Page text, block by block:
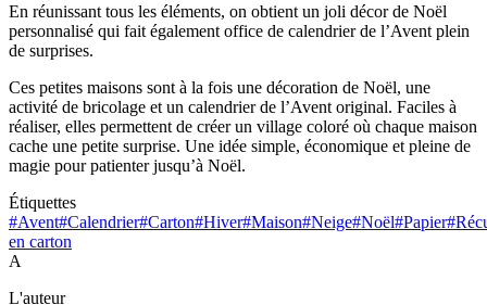
En réunissant tous les éléments, on obtient un joli décor de Noël
personnalisé qui fait également office de calendrier de l’Avent plein
de surprises.
Ces petites maisons sont à la fois une décoration de Noël, une
activité de bricolage et un calendrier de l’Avent original. Faciles à
réaliser, elles permettent de créer un village coloré où chaque maison
cache une petite surprise. Une idée simple, économique et pleine de
magie pour patienter jusqu’à Noël.
Étiquettes
#Avent#Calendrier#Carton#Hiver#Maison#Neige#Noël#Papier
en carton
A
L'auteur